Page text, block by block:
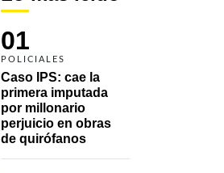
01
POLICIALES
Caso IPS: cae la
primera imputada
por millonario
perjuicio en obras
de quirófanos